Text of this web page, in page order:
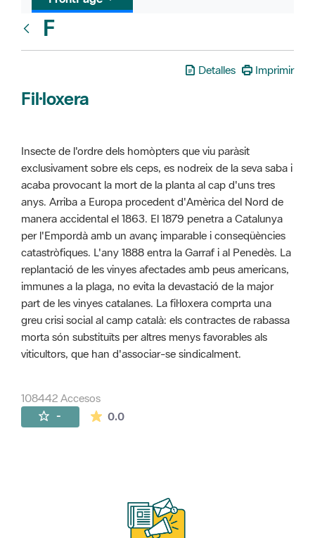
F
Detalles Imprimir
Fil·loxera
Insecte de l'ordre dels homòpters que viu paràsit
exclusivament sobre els ceps, es nodreix de la seva saba i
acaba provocant la mort de la planta al cap d'uns tres
anys. Arriba a Europa procedent d'Amèrica del Nord de
manera accidental el 1863. El 1879 penetra a Catalunya
per l'Empordà amb un avanç imparable i conseqüències
catastròfiques. L'any 1888 entra la Garraf i al Penedès. La
replantació de les vinyes afectades amb peus americans,
immunes a la plaga, no evita la devastació de la major
part de les vinyes catalanes. La fil·loxera comprta una
greu crisi social al camp català: els contractes de rabassa
morta són substituïts per altres menys favorables als
viticultors, que han d'associar-se sindicalment.
108442 Accesos
- 0.0La valoración media es de 0 estrellas de